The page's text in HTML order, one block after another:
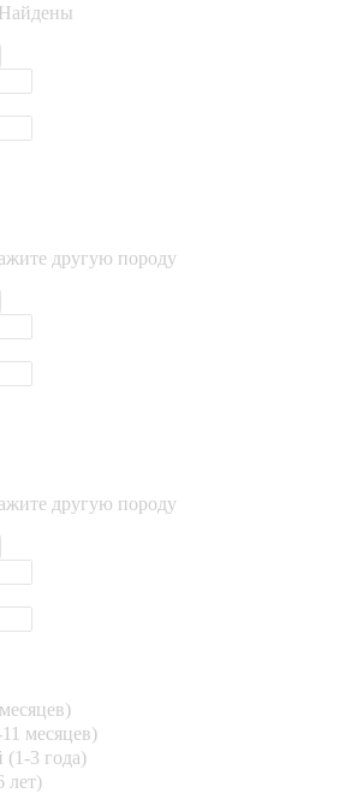
другую породу
другую породу
месяцев)
3 года)
лет)